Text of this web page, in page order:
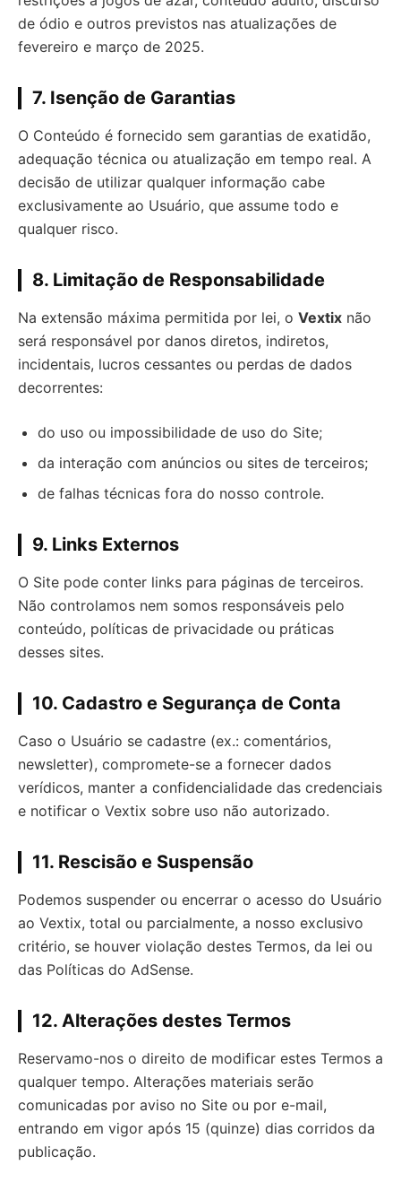
de ódio e outros previstos nas atualizações de
fevereiro e março de 2025.
7. Isenção de Garantias
O Conteúdo é fornecido sem garantias de exatidão,
adequação técnica ou atualização em tempo real. A
decisão de utilizar qualquer informação cabe
exclusivamente ao Usuário, que assume todo e
qualquer risco.
8. Limitação de Responsabilidade
Na extensão máxima permitida por lei, o Vextix não
será responsável por danos diretos, indiretos,
incidentais, lucros cessantes ou perdas de dados
decorrentes:
do uso ou impossibilidade de uso do Site;
da interação com anúncios ou sites de terceiros;
de falhas técnicas fora do nosso controle.
9. Links Externos
O Site pode conter links para páginas de terceiros.
Não controlamos nem somos responsáveis pelo
conteúdo, políticas de privacidade ou práticas
desses sites.
10. Cadastro e Segurança de Conta
Caso o Usuário se cadastre (ex.: comentários,
newsletter), compromete-se a fornecer dados
verídicos, manter a confidencialidade das credenciais
e notificar o Vextix sobre uso não autorizado.
11. Rescisão e Suspensão
Podemos suspender ou encerrar o acesso do Usuário
ao Vextix, total ou parcialmente, a nosso exclusivo
critério, se houver violação destes Termos, da lei ou
das Políticas do AdSense.
12. Alterações destes Termos
Reservamo-nos o direito de modificar estes Termos a
qualquer tempo. Alterações materiais serão
comunicadas por aviso no Site ou por e-mail,
entrando em vigor após 15 (quinze) dias corridos da
publicação.